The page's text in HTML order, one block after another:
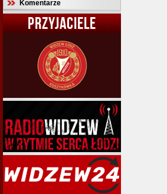
Komentarze
PRZYJACIELE